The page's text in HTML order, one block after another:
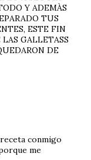
Y ADEMÀS
TUS
ESTE FIN
GALLETASS
DE
conmigo
me